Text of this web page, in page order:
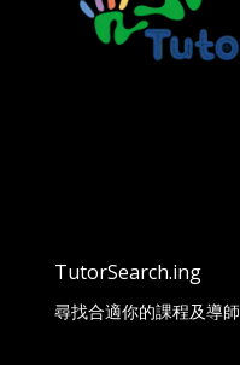
TutorSearch.ing
尋找合適你的課程及導師